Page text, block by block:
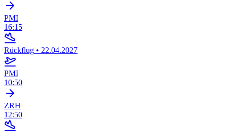
PMI
16:15
Rückflug • 22.04.2027
PMI
10:50
ZRH
12:50